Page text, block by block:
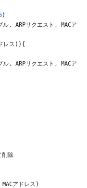
)
, ARPリクエスト, MACアド
レス)){
, ARPリクエスト, MACアド
削除
アドレス)